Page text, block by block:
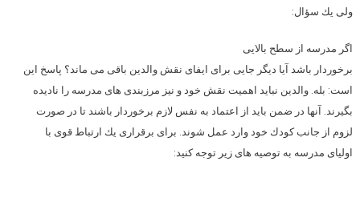
ولی یك سؤال:
اگر مدرسه از سطح بالایی
برخوردار باشد آیا دیگر جایی برای ایفای نقش والدین باقی می ماند؟ پاسخ این
است: بله. والدین نباید اهمیت نقش خود و نیز مرزبندی های مدرسه را نادیده
بگیرند. آنها در ضمن باید از اعتماد به نفس لازم برخوردار باشند تا در صورت
لزوم از جانب كودك خود وارد عمل شوند. برای برقراری یك ارتباط قوی با
اولیای مدرسه به توصیه های زیر توجه كنید: